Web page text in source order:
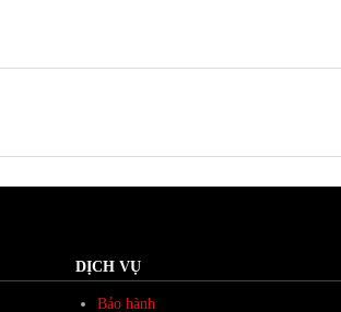
DỊCH VỤ
Bảo hành